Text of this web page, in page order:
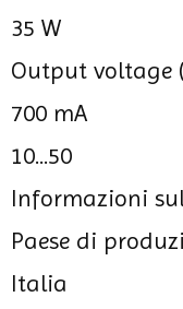
35 W
Output voltage
700 mA
10...50
Informazioni
Paese di
Italia